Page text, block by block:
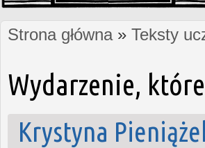
Jesteś tutaj
Strona główna» Teksty
Wydarzenie,
Krystyna